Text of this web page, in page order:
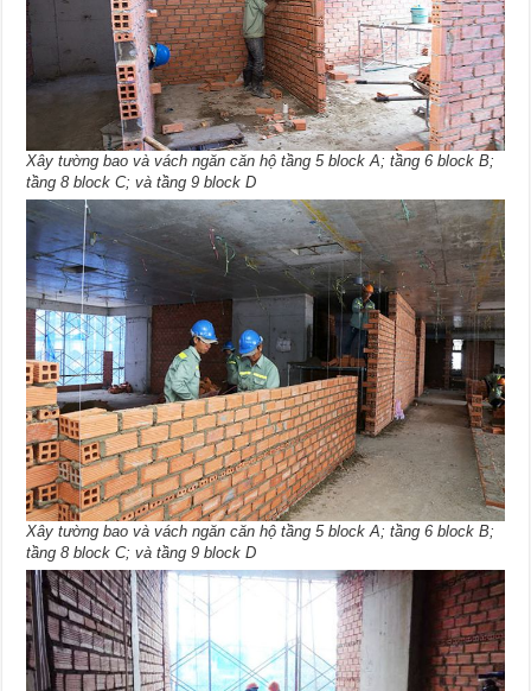
Xây tường bao và vách ngăn căn hộ tầng 5 block A; tầng 6 block B;
tầng 8 block C; và tầng 9 block D
Xây tường bao và vách ngăn căn hộ tầng 5 block A; tầng 6 block B;
tầng 8 block C; và tầng 9 block D